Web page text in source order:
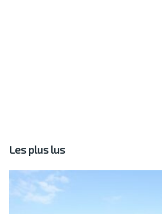
Les plus lus